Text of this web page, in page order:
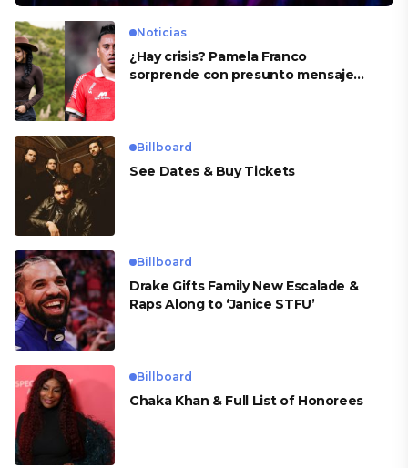
Noticias
¿Hay crisis? Pamela Franco
sorprende con presunto mensaje
Billboard
See Dates & Buy Tickets
Billboard
Drake Gifts Family New Escalade &
Raps Along to ‘Janice STFU’
Billboard
Chaka Khan & Full List of Honorees